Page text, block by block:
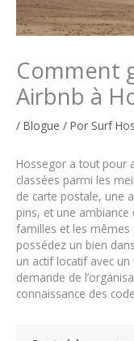
Comment
Airbnb à
/ Blogue / Por Surf
Hossegor a tout pour
classées parmi les
de carte postale, une
pins, et une
familles et les mêmes
possédez un bien
un actif locatif avec
demande de
connaissance des